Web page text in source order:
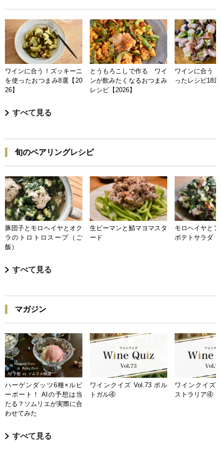
ワインに合う！ズッキーニ
を使ったおつまみ8選【20
26】
とうもろこしで作る ワイ
ンが飲みたくなるおつまみ
レシピ【2026】
ワインに合う
ったレシピ18
すべて見る
旬のペアリングレシピ
豚団子とモロヘイヤとオク
ラのトロトロスープ（ご
飯）
生ピーマンと鯖マヨマスタ
ード
モロヘイヤと
ポテトサラダ
すべて見る
マガジン
ハーゲンダッツ6種×ルビ
ーポート！ AIの予想は当
たる？ソムリエが実際に合
わせてみた
ワインクイズ Vol.73 ポル
トガル④
ワインクイズ
ストラリア④
すべて見る